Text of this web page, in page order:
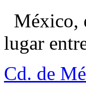
México,
lugar
Cd. de